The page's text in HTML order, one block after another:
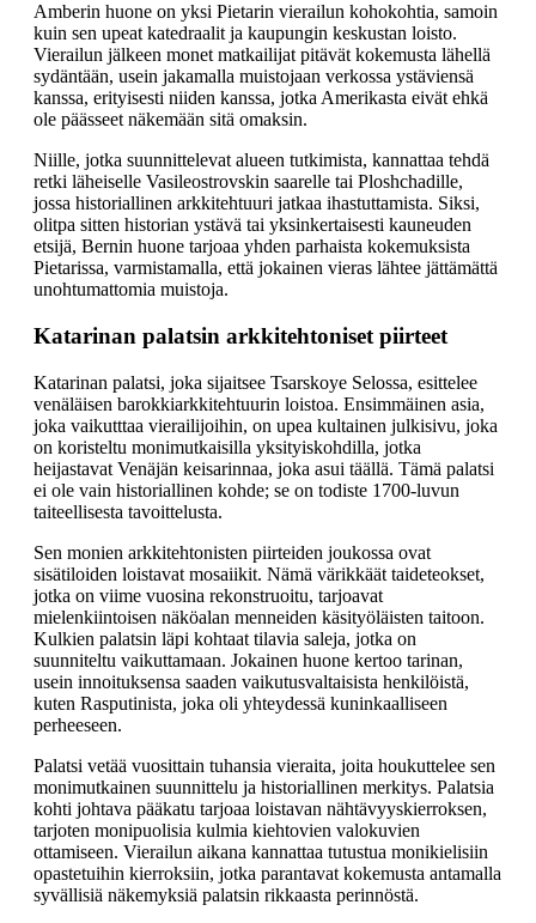
Amberin huone on yksi Pietarin vierailun kohokohtia, samoin
kuin sen upeat katedraalit ja kaupungin keskustan loisto.
Vierailun jälkeen monet matkailijat pitävät kokemusta lähellä
sydäntään, usein jakamalla muistojaan verkossa ystäviensä
kanssa, erityisesti niiden kanssa, jotka Amerikasta eivät ehkä
ole päässeet näkemään sitä omaksin.
Niille, jotka suunnittelevat alueen tutkimista, kannattaa tehdä
retki läheiselle Vasileostrovskin saarelle tai Ploshchadille,
jossa historiallinen arkkitehtuuri jatkaa ihastuttamista. Siksi,
olitpa sitten historian ystävä tai yksinkertaisesti kauneuden
etsijä, Bernin huone tarjoaa yhden parhaista kokemuksista
Pietarissa, varmistamalla, että jokainen vieras lähtee jättämättä
unohtumattomia muistoja.
Katarinan palatsin arkkitehtoniset piirteet
Katarinan palatsi, joka sijaitsee Tsarskoye Selossa, esittelee
venäläisen barokkiarkkitehtuurin loistoa. Ensimmäinen asia,
joka vaikutttaa vierailijoihin, on upea kultainen julkisivu, joka
on koristeltu monimutkaisilla yksityiskohdilla, jotka
heijastavat Venäjän keisarinnaa, joka asui täällä. Tämä palatsi
ei ole vain historiallinen kohde; se on todiste 1700-luvun
taiteellisesta tavoittelusta.
Sen monien arkkitehtonisten piirteiden joukossa ovat
sisätiloiden loistavat mosaiikit. Nämä värikkäät taideteokset,
jotka on viime vuosina rekonstruoitu, tarjoavat
mielenkiintoisen näköalan menneiden käsityöläisten taitoon.
Kulkien palatsin läpi kohtaat tilavia saleja, jotka on
suunniteltu vaikuttamaan. Jokainen huone kertoo tarinan,
usein innoituksensa saaden vaikutusvaltaisista henkilöistä,
kuten Rasputinista, joka oli yhteydessä kuninkaalliseen
perheeseen.
Palatsi vetää vuosittain tuhansia vieraita, joita houkuttelee sen
monimutkainen suunnittelu ja historiallinen merkitys. Palatsia
kohti johtava pääkatu tarjoaa loistavan nähtävyyskierroksen,
tarjoten monipuolisia kulmia kiehtovien valokuvien
ottamiseen. Vierailun aikana kannattaa tutustua monikielisiin
opastetuihin kierroksiin, jotka parantavat kokemusta antamalla
syvällisiä näkemyksiä palatsin rikkaasta perinnöstä.